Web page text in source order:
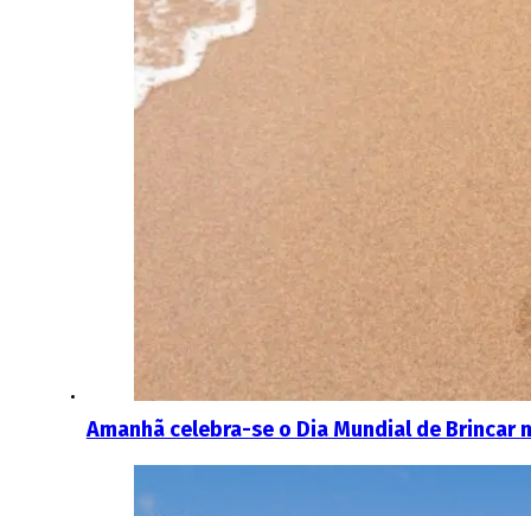
Amanhã celebra-se o Dia Mundial de Brincar